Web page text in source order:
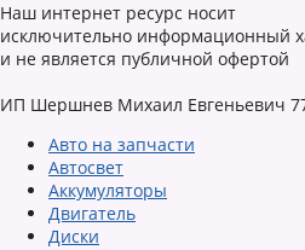
Наш интернет ресурс носит
исключительно информационный
и не является публичной офертой
ИП Шершнев Михаил Евгеньевич
Авто на запчасти
Автосвет
Аккумуляторы
Двигатель
Диски